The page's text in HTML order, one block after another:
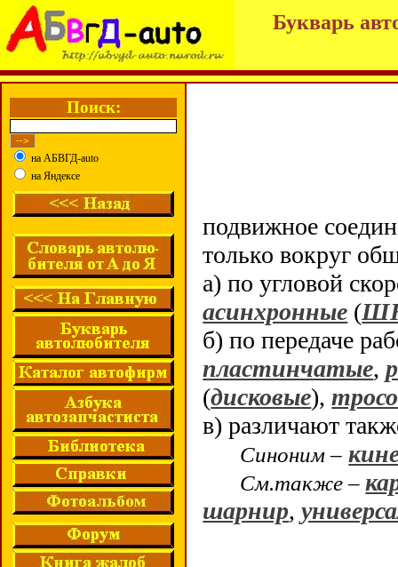
Букварь
Поиск:
на АБВГД-auto
на Яндексе
подвижное
только вокруг
а) по угловой
асинхронные (
б) по передаче
пластинчатые,
(дисковые),
в) различают
Синоним –
См.также –
шарнир,